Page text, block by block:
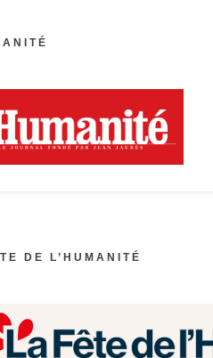
DE L’HUMANITÉ